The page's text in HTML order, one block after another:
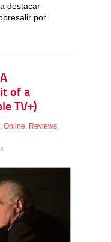
destacar
por
of a
TV+)
Online Reviews